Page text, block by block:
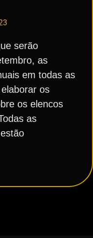
serão
as
em todas as
os
os elencos
as